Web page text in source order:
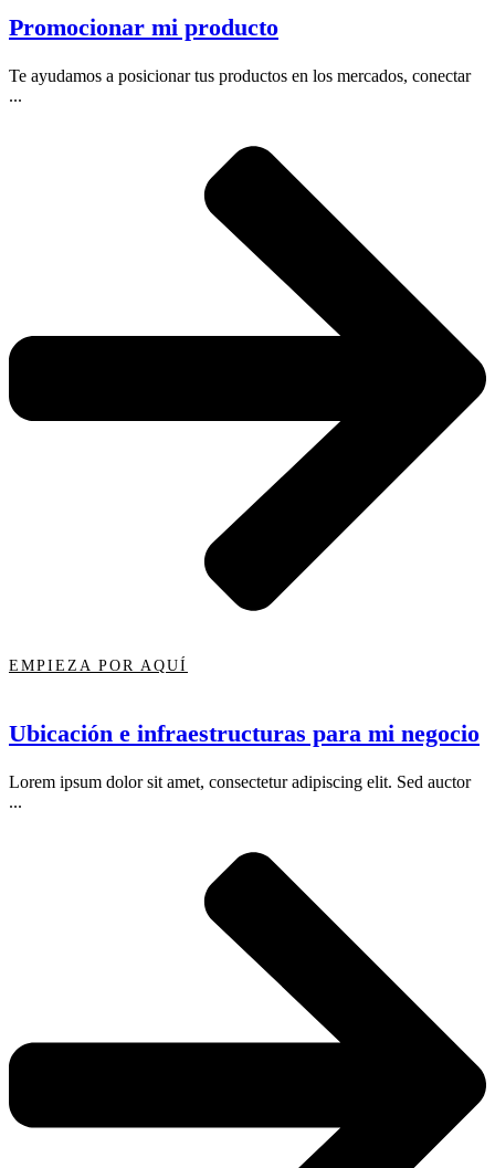
Promocionar mi producto
Te ayudamos a posicionar tus productos en los mercados, conectar
...
EMPIEZA POR AQUÍ
Ubicación e infraestructuras para mi negocio
Lorem ipsum dolor sit amet, consectetur adipiscing elit. Sed auctor
...